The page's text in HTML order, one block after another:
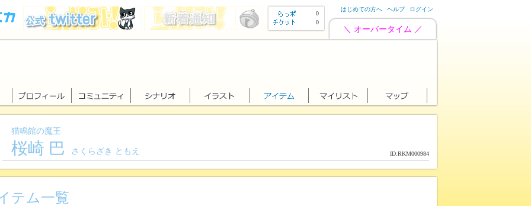
0
0
はじめての方へ ヘルプ ログイン
＼ オーバータイム ／
猫鳴館の魔王
桜崎 巴 さくらざき ともえ ID:RKM000984
テム一覧